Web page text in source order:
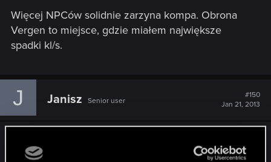
Więcej NPCów solidnie zarzyna kompa. Obrona
Vergen to miejsce, gdzie miałem największe
spadki kl/s.
J Janisz Senior user
#150
Jan 21, 2013
baza głosów npc z W2.